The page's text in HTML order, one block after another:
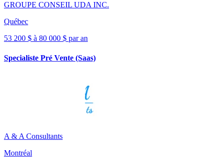
GROUPE CONSEIL UDA INC.
Québec
53 200 $ à 80 000 $ par an
Specialiste Pré Vente (Saas)
A & A Consultants
Montréal